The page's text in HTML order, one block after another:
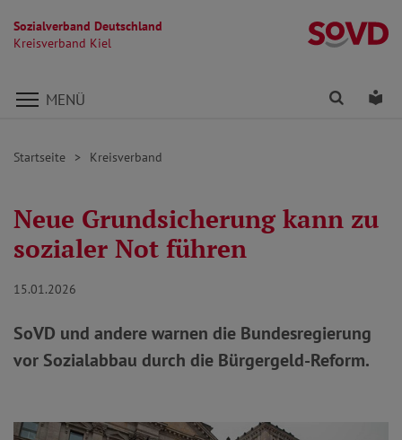
Sozialverband Deutschland
Kreisverband Kiel
Direkt zu den Inhalten springen
MENÜ Finden
Startseite Kreisverband
Neue Grundsicherung kann zu
sozialer Not führen
15.01.2026
SoVD und andere warnen die Bundesregierung
vor Sozialabbau durch die Bürgergeld-Reform.